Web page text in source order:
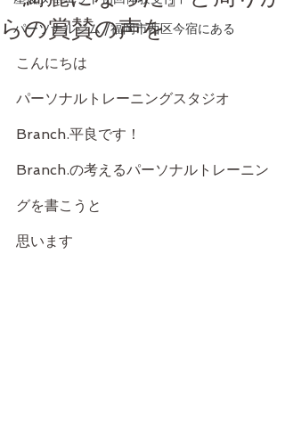
パーソナルジム /福岡市西区今宿にある
らの賞賛の声を
こんにちは
パーソナルトレーニングスタジオ
Branch.平良です！
Branch.の考えるパーソナルトレーニン
グを書こうと
思います